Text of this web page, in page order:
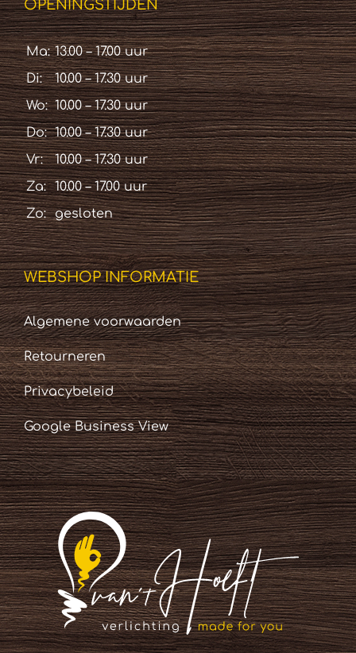
OPENINGSTIJDEN
Ma: 13.00 – 17.00 uur
Di:
10.00 – 17.30 uur
Wo: 10.00 – 17.30 uur
Do: 10.00 – 17.30 uur
Vr:
10.00 – 17.30 uur
Za:
10.00 – 17.00 uur
Zo:
gesloten
WEBSHOP INFORMATIE
Algemene voorwaarden
Retourneren
Privacybeleid
Google Business View